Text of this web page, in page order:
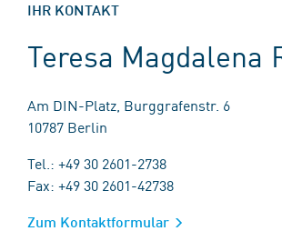
IHR KONTAKT
Teresa Magdalena
Am DIN-Platz, Burggrafenstr. 6
10787 Berlin
Tel.: +49 30 2601-2738
Fax: +49 30 2601-42738
Zum Kontaktformular